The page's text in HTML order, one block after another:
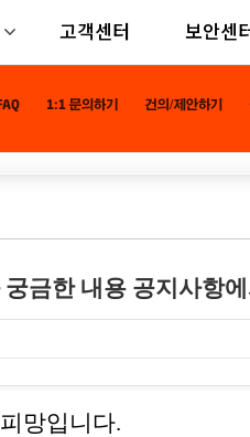
고객센터 보안센
금한 내용 공지사항
망입니다.